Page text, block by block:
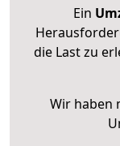
Ein
die Last zu
Wir haben